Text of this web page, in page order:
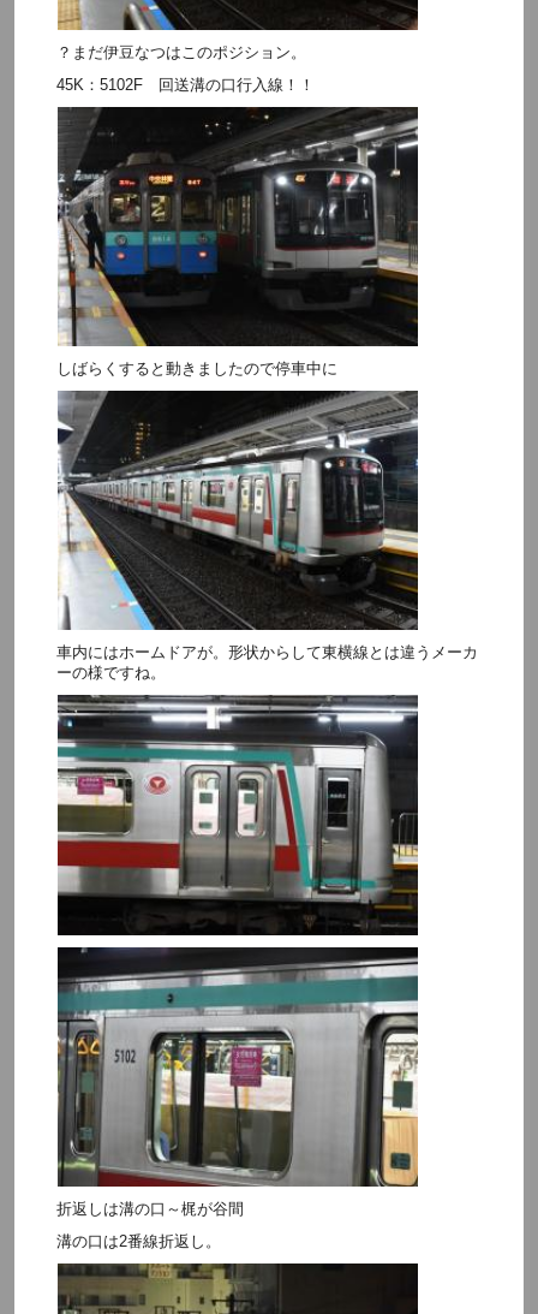
？まだ伊豆なつはこのポジション。
45K：5102F 回送溝の口行入線！！
しばらくすると動きましたので停車中に
車内にはホームドアが。形状からして東横線とは違うメーカ
ーの様ですね。
折返しは溝の口～梶が谷間
溝の口は2番線折返し。